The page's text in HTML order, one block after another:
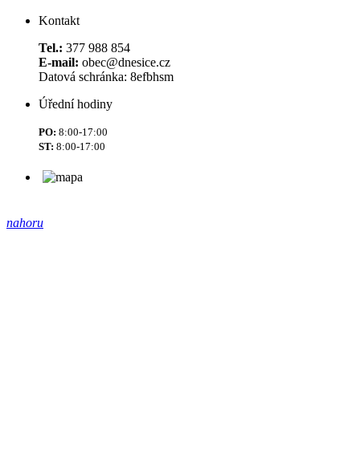
Kontakt
Tel.: 377 988 854
E-mail: obec@dnesice.cz
Datová schránka: 8efbhsm
Úřední hodiny
PO: 8:00-17:00
ST: 8:00-17:00
nahoru